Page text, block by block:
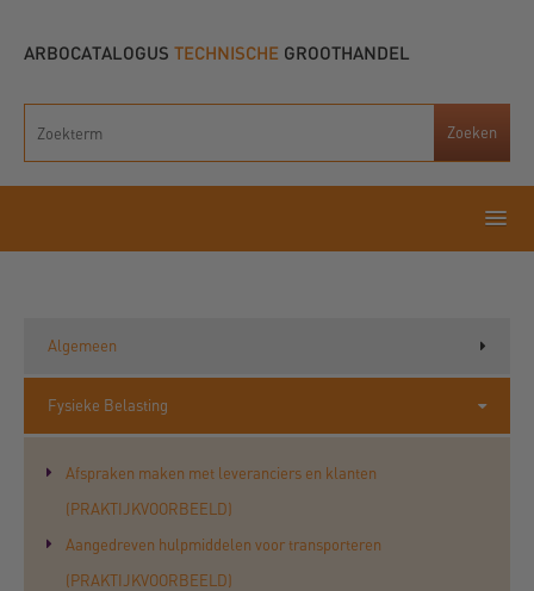
ARBOCATALOGUS TECHNISCHE GROOTHANDEL
Algemeen
Fysieke Belasting
Afspraken maken met leveranciers en klanten
(PRAKTIJKVOORBEELD)
Aangedreven hulpmiddelen voor transporteren
(PRAKTIJKVOORBEELD)